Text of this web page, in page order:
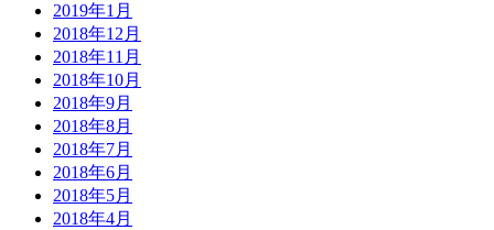
2019年1月
2018年12月
2018年11月
2018年10月
2018年9月
2018年8月
2018年7月
2018年6月
2018年5月
2018年4月